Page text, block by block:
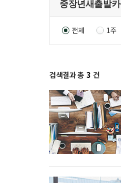
전체 1주
검색결과 총 3 건